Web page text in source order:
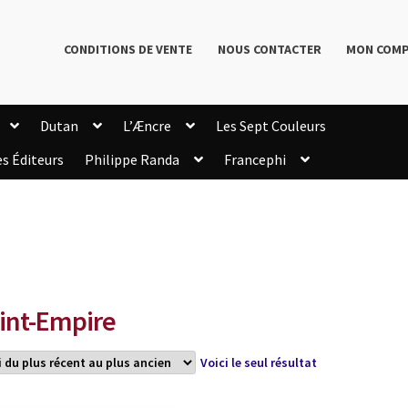
CONDITIONS DE VENTE NOUS CONTACTER MON
Dutan L’Æncre
Les Sept Couleurs
Éditeurs Philippe Randa
Francephi
Empire
Voici le seul résultat